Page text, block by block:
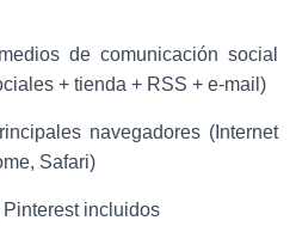
de comunicación social
+ tienda + RSS + e-mail)
navegadores (Internet
Safari)
incluidos